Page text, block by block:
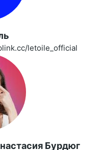
letoile_official
Бурдюг